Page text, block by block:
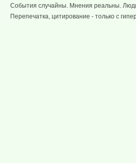
События случайны. Мнения реальны.
Перепечатка, цитирование - только с